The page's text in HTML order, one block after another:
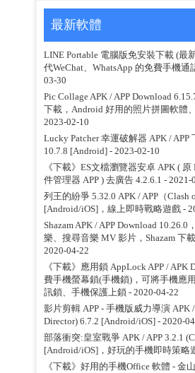
最新軟體
LINE Portable 電腦版免安裝下載 (最
代WeChat、WhatsApp 的免費手機通
03-30
Pic Collage APK / APP Download
下載，Android 好用的照片拼圖軟體
2023-02-10
Lucky Patcher 幸運破解器 APK / APP
10.7.8 [Android] - 2023-02-10
《下載》ES文檔瀏覽器安卓 APK (
件管理器 APP ) 去廣告 4.2.6.1 - 2021-
列王的紛爭 5.32.0 APK / APP（Clash
[Android/iOS]，線上即時戰略遊戲-
Shazam APK / APP Download
樂、搜尋音樂 MV 影片，Shazam 下
2020-04-22
《下載》應用鎖 AppLock APP / APK
費手機螢幕鎖(手機鎖)，可將手機應
訊鎖、手機保護上鎖 - 2020-04-22
影片剪輯 APP - 手機版威力導演 APK /
Director) 6.7.2 [Android/iOS]- 2020-
部落衝突:皇室戰爭 APK / APP 3.2.1
[Android/iOS]，好玩的手機即時策略
《下載》好用的手機Office 軟體 - 金